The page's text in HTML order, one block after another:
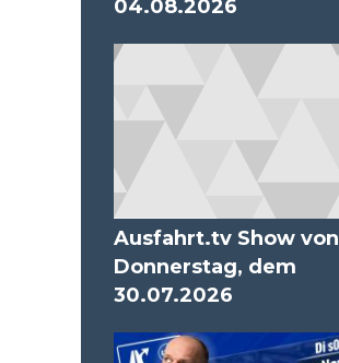
04.08.2026
Ausfahrt.tv Show von
Donnerstag, dem
30.07.2026